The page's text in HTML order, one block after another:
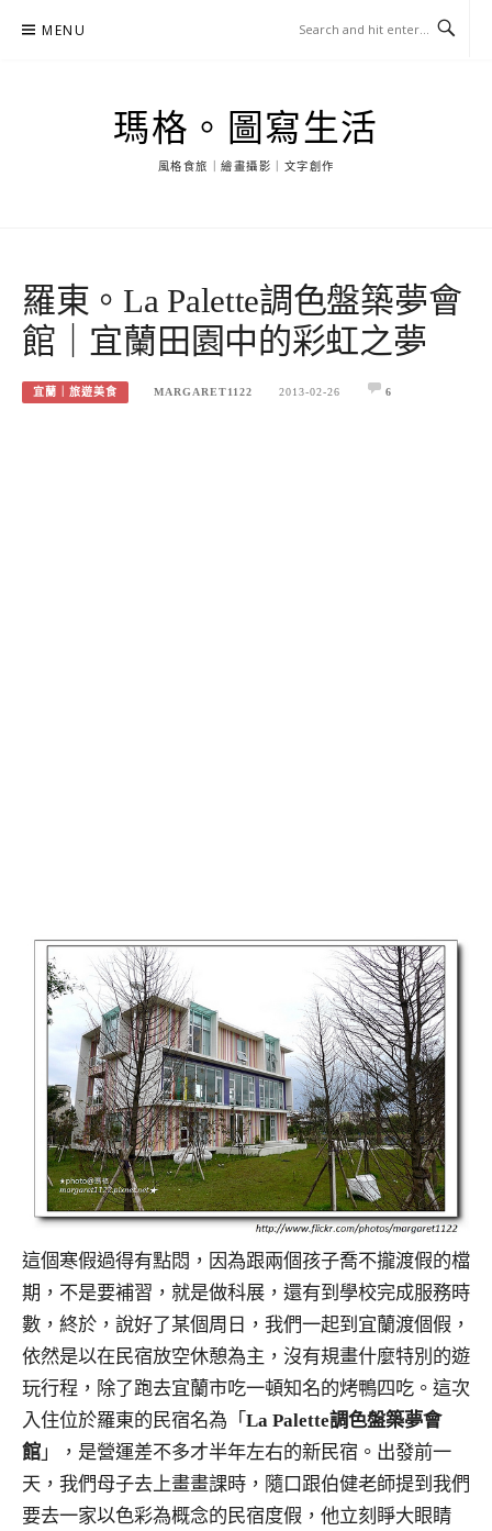
MENU
瑪格。圖寫生活
風格食旅｜繪畫攝影｜文字創作
羅東。La Palette調色盤築夢會
館｜宜蘭田園中的彩虹之夢
宜蘭｜旅遊美食 MARGARET1122 2013-02-26 6
這個寒假過得有點悶，因為跟兩個孩子喬不攏渡假的檔
期，不是要補習，就是做科展，還有到學校完成服務時
數，終於，說好了某個周日，我們一起到宜蘭渡個假，
依然是以在民宿放空休憩為主，沒有規畫什麼特別的遊
玩行程，除了跑去宜蘭市吃一頓知名的烤鴨四吃。這次
入住位於羅東的民宿名為「 La Palette調色盤築夢會
館 」，是營運差不多才半年左右的新民宿。出發前一
天，我們母子去上畫畫課時，隨口跟伯健老師提到我們
要去一家以色彩為概念的民宿度假，他立刻睜大眼睛